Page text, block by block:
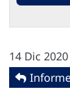
14 Dic 2020